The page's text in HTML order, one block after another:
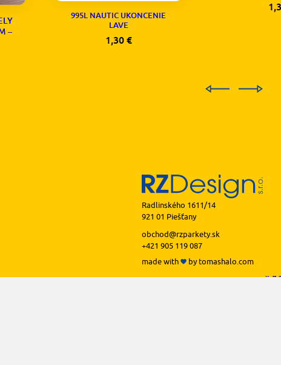
–
995L NAUTIC UKONCENIE
LAVE
1,30 €
Radlinského 1611/14
921 01 Piešťany
obchod@rzparkety.sk
+421 905 119 087
made with
bytomashalo.com